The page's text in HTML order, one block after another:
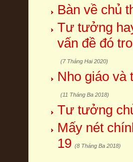
Bàn về chủ
Tư tưởng
vấn đề đó
(7 Tháng Hai 2020)
Nho giáo và
(11 Tháng Ba 2018)
Tư tưởng
Mấy nét
19 (8 Tháng Ba 2018)